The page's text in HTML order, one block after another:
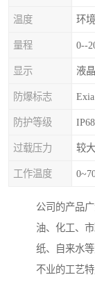
温度 环
量程 0--
显示 液晶
防爆标志
防护等级 IP68
过载压力 较
工作温度
公司的产品
油、化工、
纸、自来水
不业的工艺